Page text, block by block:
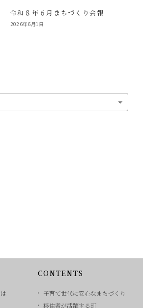
令和８年６月まちづくり会報
2026年6月1日
CONTENTS
子育て世代に安心なまちづくり
移住者が活躍する町